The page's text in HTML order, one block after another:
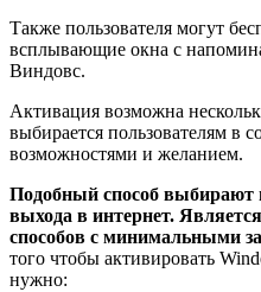
Также пользователя могут
всплывающие окна с
Виндовс.
Активация возможна
выбирается пользователям в
возможностями и желанием.
Подобный способ выбирают
выхода в интернет.
способов с минимальными
того чтобы активировать
нужно: